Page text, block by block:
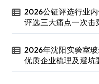
2026公钲评选行业
评选三大痛点一次击
2026年沈阳实验室
优质企业梳理及避坑